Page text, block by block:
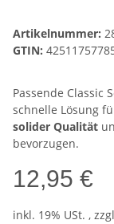
Artikelnummer:
GTIN:
Passende Classic
schnelle Lösung
solider Qualität
bevorzugen.
12,95 €
inkl. 19% USt. ,